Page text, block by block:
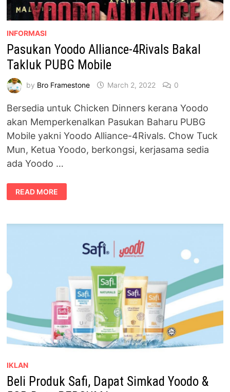
INFORMASI
Pasukan Yoodo Alliance-4Rivals Bakal
Takluk PUBG Mobile
by Bro Framestone March 2, 2022 0
Bersedia untuk Chicken Dinners kerana Yoodo
akan Memperkenalkan Pasukan Baharu PUBG
Mobile yakni Yoodo Alliance-4Rivals. Chow Tuck
Mun, Ketua Yoodo, berkongsi, kerjasama sedia
ada Yoodo …
PASUKAN
YOODO
ALLIANCE-
TAKLUK
READ MORE
IKLAN
Beli Produk Safi, Dapat Simkad Yoodo &